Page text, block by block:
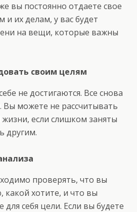
вы постоянно отдаете свое
их делам, у вас будет
на вещи, которые важны
своим целям
не достигаются. Все снова
Вы можете не рассчитывать
жизни, если слишком заняты
другим.
проверять, что вы
хотите, и что вы
для себя цели. Если вы будете